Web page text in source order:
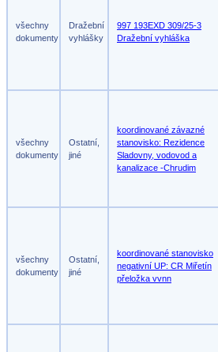
všechny
dokumenty
Dražební
vyhlášky
997 193EXD 309/25-3
Dražební vyhláška
všechny
dokumenty
Ostatní,
jiné
koordinované závazné
stanovisko: Rezidence
Sladovny, vodovod a
kanalizace -Chrudim
všechny
dokumenty
Ostatní,
jiné
koordinované stanovisko
negativní UP: CR Miřetín
přeložka vvnn